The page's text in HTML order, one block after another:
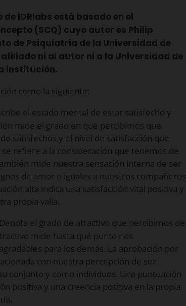
IDRlabs está basado en el
(SCQ) cuyo autor es Philip
de Psiquiatría de la Universidad de
ni al autor ni a la Universidad de
institución.
como la siguiente:
el estado mental de estar satisfecho y
mide el grado en que percibimos que
satisfechos y el nivel de satisfacción que
refiere a la consideración que tenemos de
mide nuestra sensación interna de ser
de amor e iguales a nuestros compañeros
alta indica una satisfacción vital positiva y
propia valía.
el grado de atractivo que percibimos de
mide hasta qué punto nos
para los demás. La aprobación por
con nuestra percepción de ser
conjunto y como individuos. Una puntuación
positiva y una creencia positiva en la propia